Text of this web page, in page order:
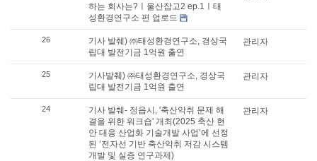
하는 회사는?ㅣ울산잡고2 ep.1ㅣ태
성환경연구소 편 업로드
26
기사 발췌) ㈜태성환경연구소, 경상국
립대 발전기금 1억원 출연
관리자
25
기사발췌) ㈜태성환경연구소, 경상국
립대 발전기금 1억원 출연
관리자
24
기사 발췌- 정읍시, '축산악취 문제 해
결을 위한 워크숍' 개최(2025 축산 현
안 대응 산업화 기술개발 사업’에 선정
된 ‘전자선 기반 축산악취 저감 시스템
개발 및 실증 연구과제)
관리자